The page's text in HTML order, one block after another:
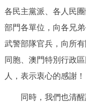
各民主黨派、各人民
部門各單位，向各兄
武警部隊官兵，向所
同胞、澳門特別行政
人，表示衷心的感謝！
同時，我們也清醒